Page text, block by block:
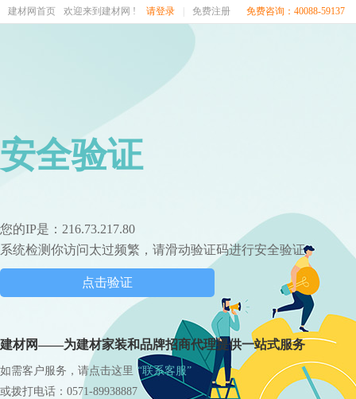
建材网首页 欢迎来到建材网 ! 请登录 免费注册 免费咨询：40088-59137
安全验证
您的IP是：216.73.217.80
系统检测你访问太过频繁，请滑动验证码进行安全验证
点击验证
建材网——为建材家装和品牌招商代理提供一站式服务
如需客户服务，请点击这里 “联系客服”
或拨打电话：0571-89938887